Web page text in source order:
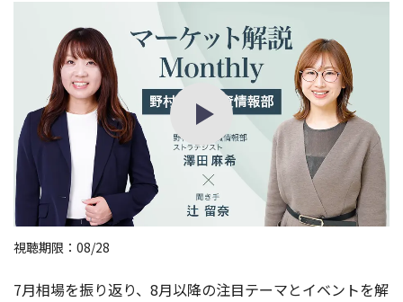
視聴期限：08/28
7月相場を振り返り、8月以降の注目テーマとイベントを解